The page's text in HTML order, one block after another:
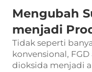
Mengubah
menjadi
Tidak seperti
konvensional,
dioksida menjadi